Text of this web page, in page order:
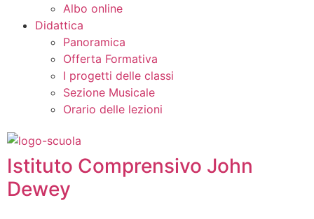
Albo online
Didattica
Panoramica
Offerta Formativa
I progetti delle classi
Sezione Musicale
Orario delle lezioni
Istituto Comprensivo John
Dewey